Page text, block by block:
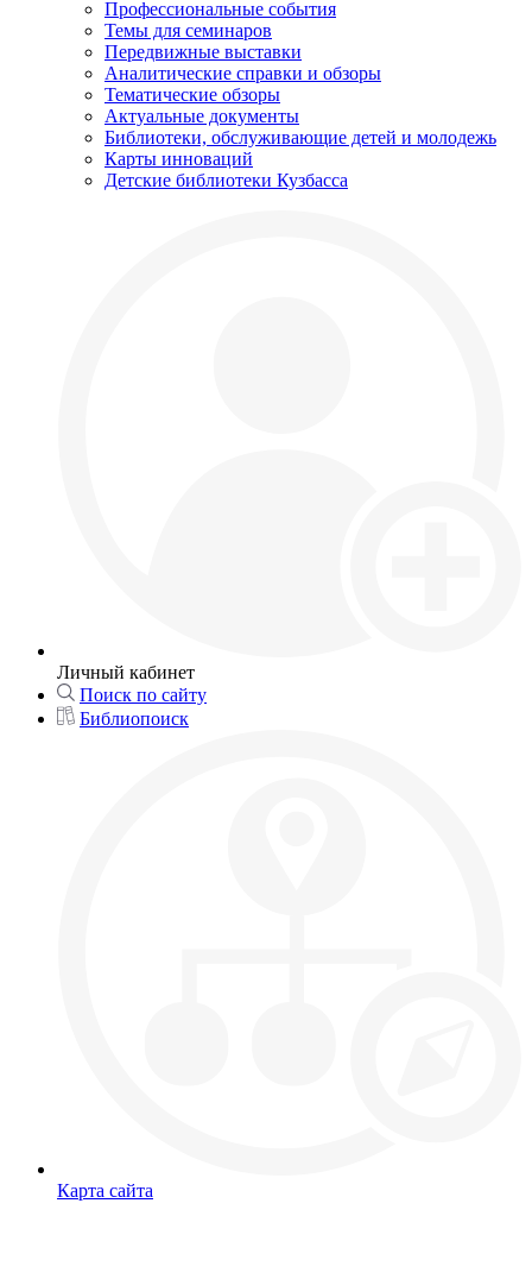
Профессиональные события
Темы для семинаров
Передвижные выставки
Аналитические справки и обзоры
Тематические обзоры
Актуальные документы
Библиотеки, обслуживающие детей и молодежь
Карты инноваций
Детские библиотеки Кузбасса
Личный кабинет
Поиск по сайту
Библиопоиск
Карта сайта